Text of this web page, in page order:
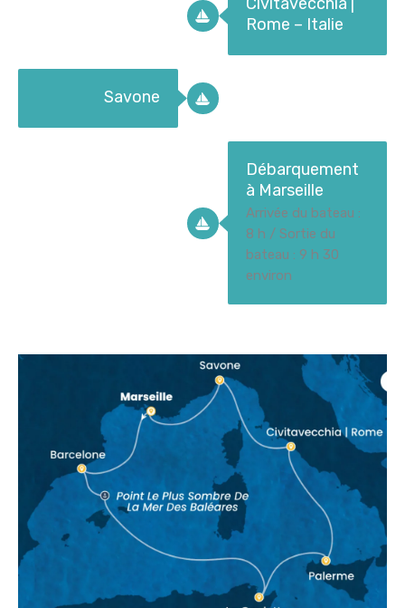
Rome – Italie
Savone
Débarquement
à Marseille
Arrivée du bateau :
8 h / Sortie du
bateau : 9 h 30
environ